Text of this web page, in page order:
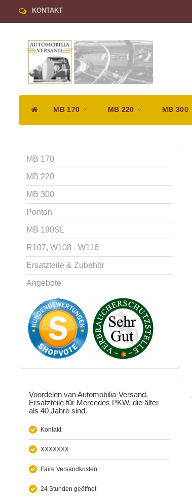
KONTAKT
MB 170 MB 220 MB 300
MB 170
MB 220
MB 300
Ponton
MB 190SL
R107, W108 - W116
Ersatzteile & Zubehör
Angebote
Voordelen van Automobilia-Versand,
Ersatzteile für Mercedes PKW, die älter
als 40 Jahre sind.
Kontakt
XXXXXXX
Faire Versandkosten
24 Stunden geöffnet